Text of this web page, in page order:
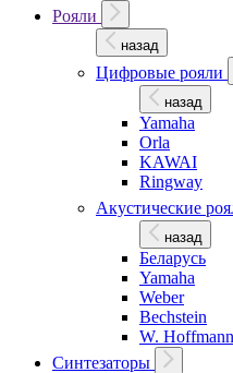
Рояли
назад
Цифровые рояли
назад
Yamaha
Orla
KAWAI
Ringway
Акустические
назад
Беларусь
Yamaha
Weber
Bechstein
W. Hoffmann
Синтезаторы